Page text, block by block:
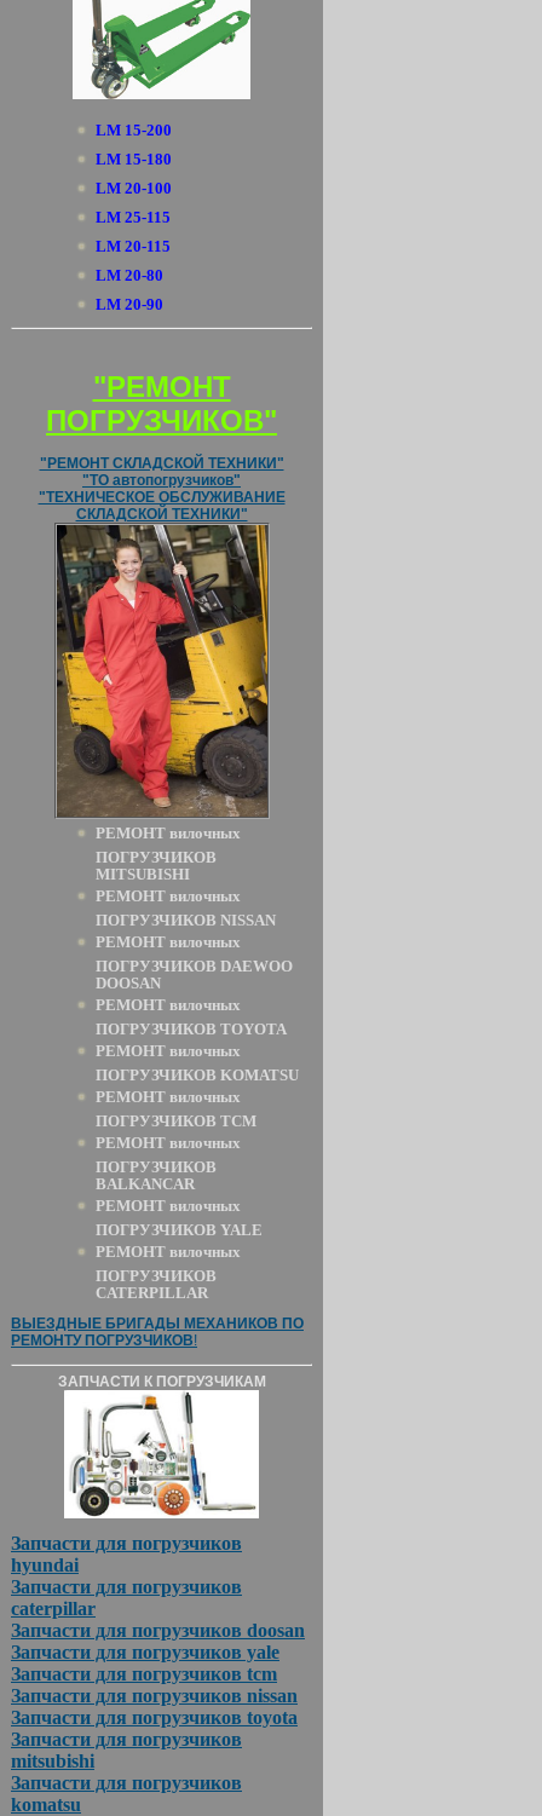
LM 15-200
LM 15-180
LM 20-100
LM 25-115
LM 20-115
LM 20-80
LM 20-90
"РЕМОНТ
ПОГРУЗЧИКОВ"
"РЕМОНТ СКЛАДСКОЙ ТЕХНИКИ"
"ТО автопогрузчиков"
"ТЕХНИЧЕСКОЕ ОБСЛУЖИВАНИЕ
СКЛАДСКОЙ ТЕХНИКИ"
РЕМОНТ вилочных
ПОГРУЗЧИКОВ
MITSUBISHI
РЕМОНТ вилочных
ПОГРУЗЧИКОВ NISSAN
РЕМОНТ вилочных
ПОГРУЗЧИКОВ DAEWOO
DOOSAN
РЕМОНТ вилочных
ПОГРУЗЧИКОВ TOYOTA
РЕМОНТ вилочных
ПОГРУЗЧИКОВ KOMATSU
РЕМОНТ вилочных
ПОГРУЗЧИКОВ TCM
РЕМОНТ вилочных
ПОГРУЗЧИКОВ
BALKANCAR
РЕМОНТ вилочных
ПОГРУЗЧИКОВ YALE
РЕМОНТ вилочных
ПОГРУЗЧИКОВ
CATERPILLAR
ВЫЕЗДНЫЕ БРИГАДЫ МЕХАНИКОВ ПО
РЕМОНТУ ПОГРУЗЧИКОВ!
ЗАПЧАСТИ К ПОГРУЗЧИКАМ
Запчасти для погрузчиков
hyundai
Запчасти для погрузчиков
caterpillar
Запчасти для погрузчиков doosan
Запчасти для погрузчиков yale
Запчасти для погрузчиков tcm
Запчасти для погрузчиков nissan
Запчасти для погрузчиков toyota
Запчасти для погрузчиков
mitsubishi
Запчасти для погрузчиков
komatsu